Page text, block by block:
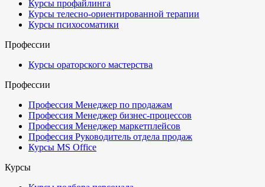
Курсы профайлинга
Курсы телесно-ориентированной терапии
Курсы психосоматики
Профессии
Курсы ораторского мастерства
Профессии
Профессия Менеджер по продажам
Профессия Менеджер бизнес-процессов
Профессия Менеджер маркетплейсов
Профессия Руководитель отдела продаж
Курсы MS Office
Курсы